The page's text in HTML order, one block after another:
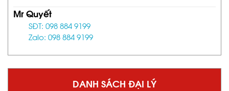
Mr Quyết
SĐT: 098 884 9199
Zalo: 098 884 9199
DANH SÁCH ĐẠI LÝ